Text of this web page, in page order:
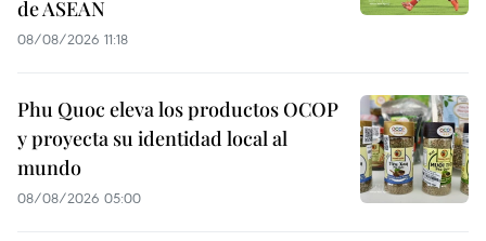
de ASEAN
08/08/2026 11:18
Phu Quoc eleva los productos OCOP
y proyecta su identidad local al
mundo
08/08/2026 05:00